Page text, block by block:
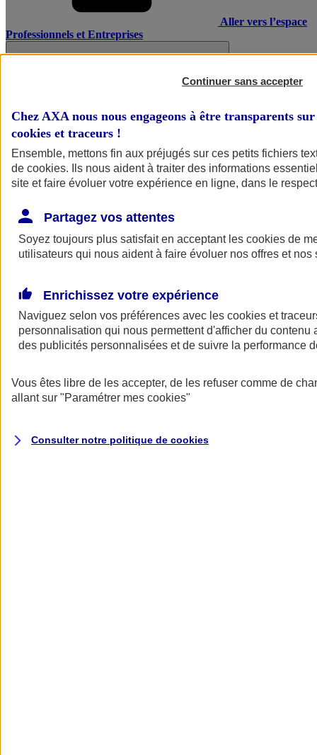
Aller vers l’espace
Professionnels et Entreprises
AXA Assurance
Continuer sans accepter
Chez AXA nous nous engageons à être transparents
cookies et traceurs !
Ensemble, mettons fin aux préjugés sur ces petits fichiers
de cookies. Ils nous aident à traiter des informations
site et faire évoluer votre expérience en ligne, dans le
Partagez vos attentes
Soyez toujours plus satisfait en acceptant les cookies de
utilisateurs qui nous aident à faire évoluer nos offres et nos
Enrichissez votre expérience
Naviguez selon vos préférences avec les cookies et
personnalisation qui nous permettent d'afficher du contenu
des publicités personnalisées et de suivre la performance
Vous êtes libre de les accepter, de les refuser comme de
allant sur "Paramétrer mes cookies"
Consulter notre politique de cookies